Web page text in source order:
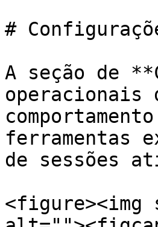
#
A seção de
operacionais
ferramentas
de sessões
<figure><img